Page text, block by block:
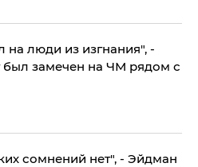
люди из изгнания", -
замечен на ЧМ рядом с
сомнений нет", - Эйдман